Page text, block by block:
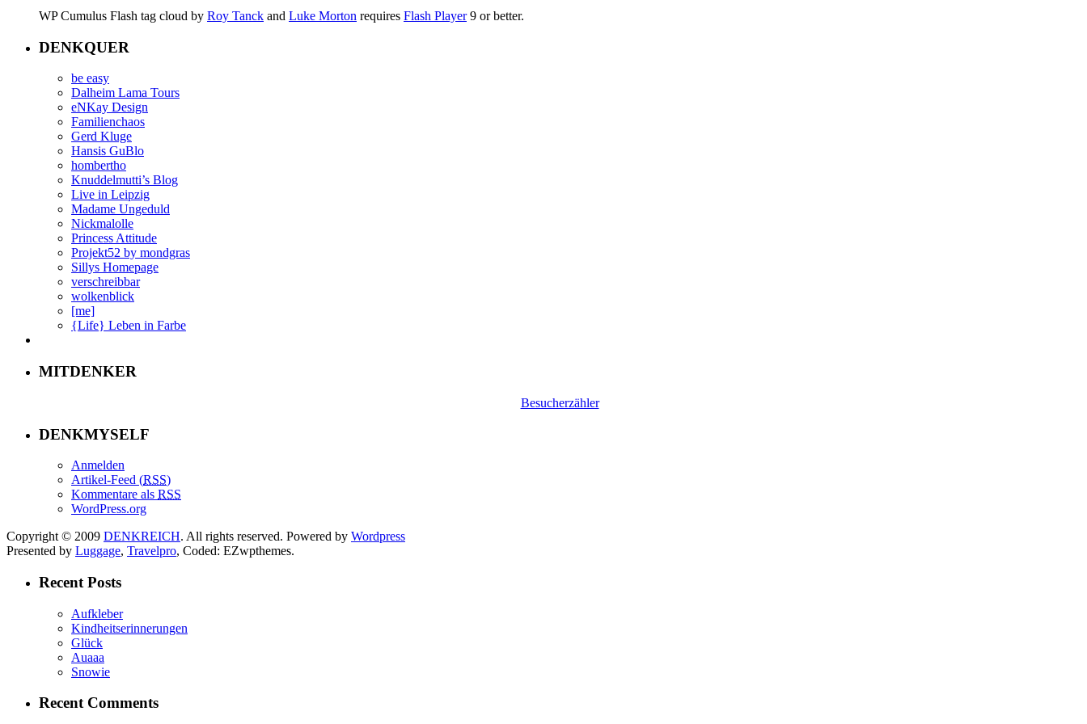
WP Cumulus Flash tag cloud by Roy Tanck and Luke Morton requires Flash Player9 or better.
DENKQUER
be easy
Dalheim Lama Tours
eNKay Design
Familienchaos
Gerd Kluge
Hansis GuBlo
hombertho
Knuddelmutti’s Blog
Live in Leipzig
Madame Ungeduld
Nickmalolle
Princess Attitude
Projekt52 by mondgras
Sillys Homepage
verschreibbar
wolkenblick
[me]
{Life} Leben in Farbe
MITDENKER
Besucherzähler
DENKMYSELF
Anmelden
Artikel-Feed (RSS)
Kommentare als RSS
WordPress.org
Copyright © 2009 DENKREICH. All rights reserved. Powered by Wordpress
Presented by Luggage, Travelpro, Coded: EZwpthemes.
Recent Posts
Aufkleber
Kindheitserinnerungen
Glück
Auaaa
Snowie
Recent Comments